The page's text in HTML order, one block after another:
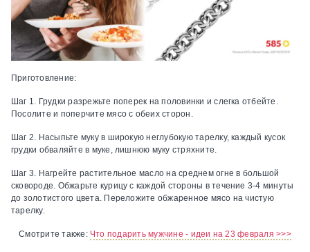
Приготовление:
Шаг 1. Грудки разрежьте поперек на половинки и слегка отбейте.
Посолите и поперчите мясо с обеих сторон.
Шаг 2. Насыпьте муку в широкую неглубокую тарелку, каждый кусок
грудки обваляйте в муке, лишнюю муку стряхните.
Шаг 3. Нагрейте растительное масло на среднем огне в большой
сковороде. Обжарьте курицу с каждой стороны в течение 3-4 минуты
до золотистого цвета. Переложите обжаренное мясо на чистую
тарелку.
Смотрите также: Что подарить мужчине - идеи на 23 февраля >>>